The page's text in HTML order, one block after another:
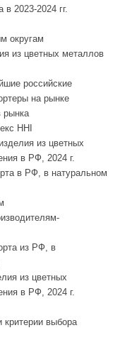
2023-2024 гг.
округам
из цветных металлов
российские
на рынке
рынка
HHI
из цветных
в РФ, 2024 г.
в РФ, в натуральном
из РФ, в
из цветных
в РФ, 2024 г.
критерии выбора